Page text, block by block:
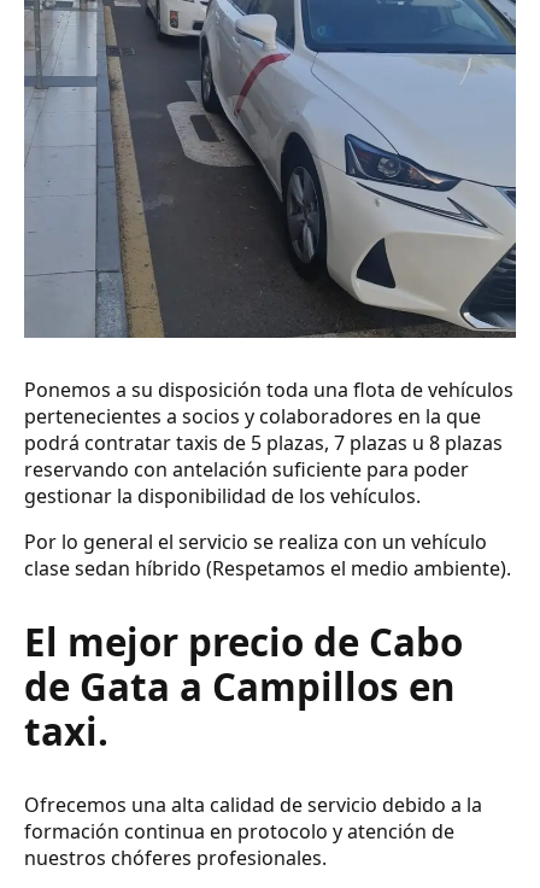
Ponemos a su disposición toda una flota de vehículos
pertenecientes a socios y colaboradores en la que
podrá contratar taxis de 5 plazas, 7 plazas u 8 plazas
reservando con antelación suficiente para poder
gestionar la disponibilidad de los vehículos.
Por lo general el servicio se realiza con un vehículo
clase sedan híbrido (Respetamos el medio ambiente).
El mejor precio de Cabo
de Gata a Campillos en
taxi.
Ofrecemos una alta calidad de servicio debido a la
formación continua en protocolo y atención de
nuestros chóferes profesionales.